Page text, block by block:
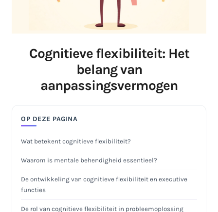
Cognitieve flexibiliteit: Het
belang van
aanpassingsvermogen
OP DEZE PAGINA
Wat betekent cognitieve flexibiliteit?
Waarom is mentale behendigheid essentieel?
De ontwikkeling van cognitieve flexibiliteit en executive
functies
De rol van cognitieve flexibiliteit in probleemoplossing